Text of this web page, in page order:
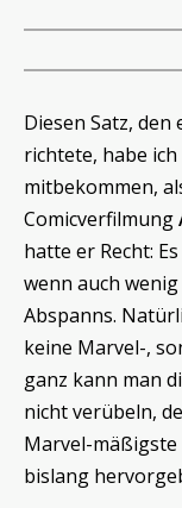
Diesen Satz,
richtete, habe
mitbekommen,
Comicverfilmung
hatte er Recht:
wenn auch
Abspanns.
keine Marvel-,
ganz kann man
nicht verübeln,
Marvel-mäßigste
bislang